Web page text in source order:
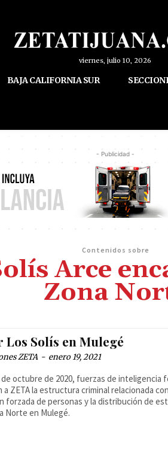
viernes, julio 10, 2026
BAJA CALIFORNIA SUR
- Publicidad -
Contenidos sobre
Arce
Zona
Los Solís en Mulegé
ZETA - enero 19, 2021
de octubre de 2020, fuerzas de inteligencia
ZETA la estructura criminal relacionada
forzada de personas y la distribución de
Norte en Mulegé.